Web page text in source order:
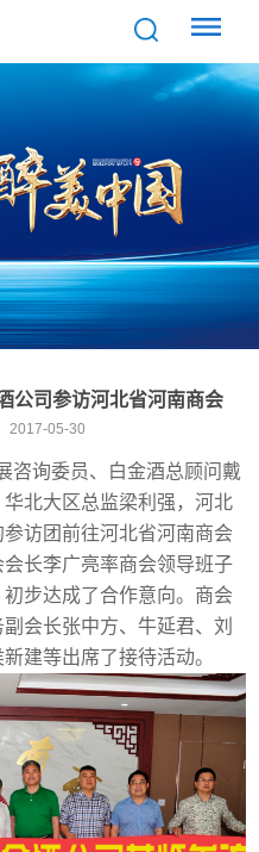
公司参访河北省河南商会
2017-05-30
咨询委员、白金酒总顾问戴
北大区总监梁利强，河北
访团前往河北省河南商会
长李广亮率商会领导班子
步达成了合作意向。商会
会长张中方、牛延君、刘
建等出席了接待活动。